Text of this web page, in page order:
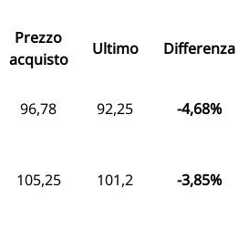
Prezzo
acquisto
Ultimo Differenza
96,78 92,25 -4,68%
105,25 101,2 -3,85%